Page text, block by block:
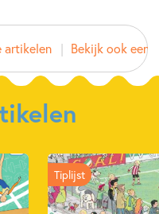
artikelen Bekijk ook eens
Tiplijst